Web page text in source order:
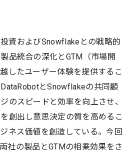
資およびSnowflakeとの戦略的
品統合の深化とGTM（市場開
したユーザー体験を提供するこ
とSnowflakeの共同顧
のスピードと効率を向上させ、
創出し意思決定の質を高めるこ
ネス価値を創造している。今回
社の製品とGTMの相乗効果をさ